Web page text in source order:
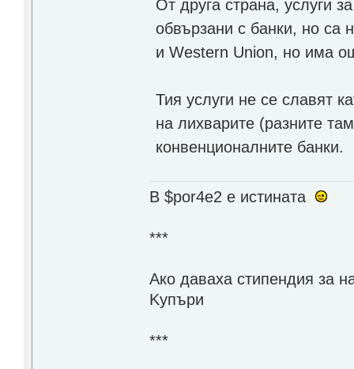
От друга страна, услуги
обвързани с банки, но са
и Western Union, но има
Тия услуги не се славят
на лихварите (разните
конвенционалните банки.
В $por4e2 e истината
***
Aко даваха стипендия за
Kупъри
***